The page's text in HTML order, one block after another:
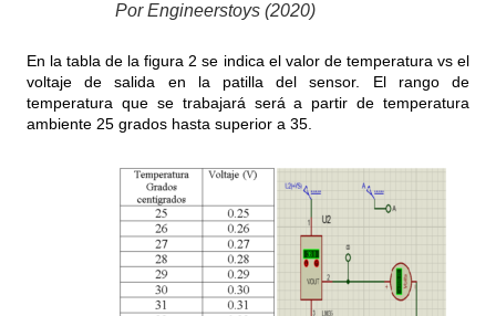
Por Engineerstoys (2020)
En la tabla de la figura 2 se indica el valor de temperatura vs el
voltaje de salida en la patilla del sensor. El rango de
temperatura que se trabajará será a partir de temperatura
ambiente 25 grados hasta superior a 35.